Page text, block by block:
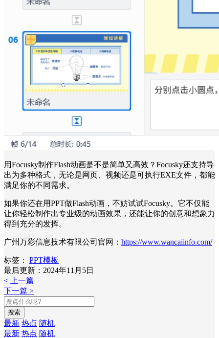
用Focusky制作Flash动画是不是简单又高效？Focusky还支持导
出为多种格式，无论是网页、视频还是可执行EXE文件，都能
满足你的不同需求。
如果你还在用PPT做Flash动画，不妨试试Focusky。它不仅能
让你轻松制作出专业级的动画效果，还能让你的创意和想象力
得到充分的发挥。
广州万彩信息技术有限公司官网： https://www.wancaiinfo.com/
标签：
PPT模板
最后更新：2024年11月5日
< 上一篇
下一篇 >
搜索
最新 热点 随机
最新 热点 随机